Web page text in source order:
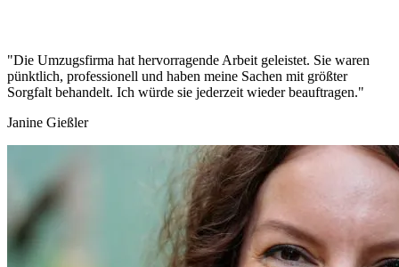
"Die Umzugsfirma hat hervorragende Arbeit geleistet. Sie waren
pünktlich, professionell und haben meine Sachen mit größter
Sorgfalt behandelt. Ich würde sie jederzeit wieder beauftragen."
Janine Gießler